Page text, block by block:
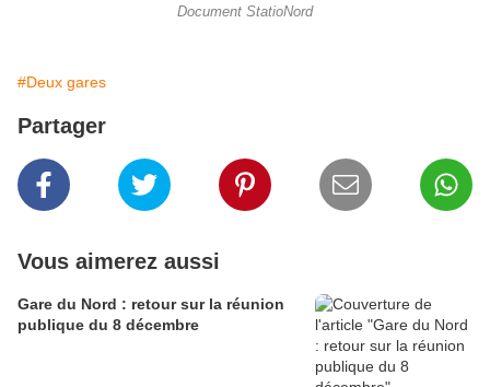
Document StatioNord
#Deux gares
Partager
Vous aimerez aussi
Gare du Nord : retour sur la réunion
publique du 8 décembre